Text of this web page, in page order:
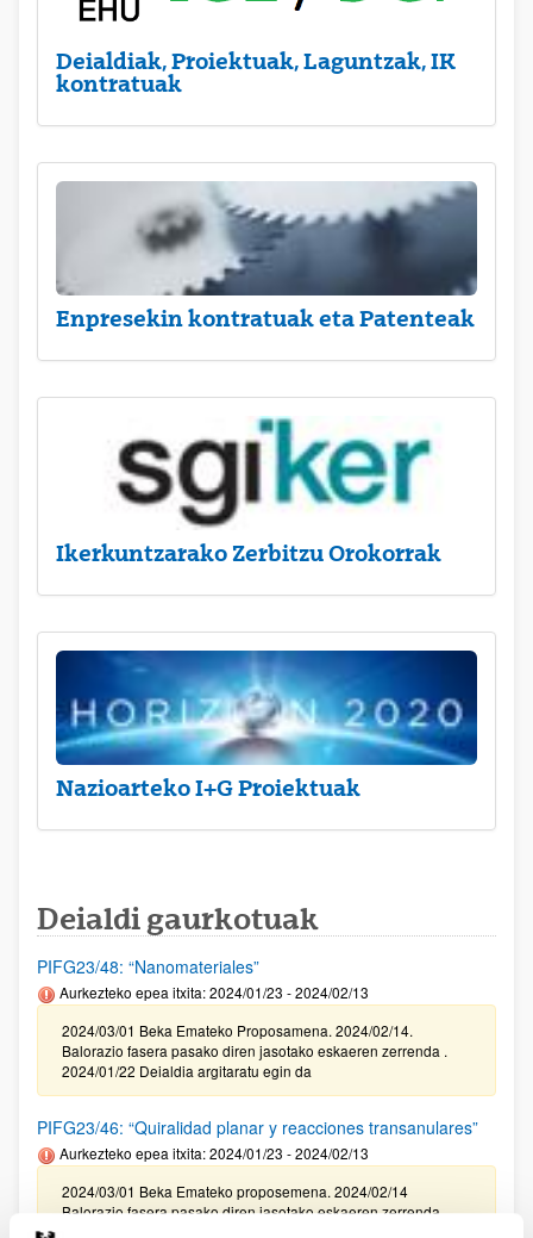
Deialdiak, Proiektuak, Laguntzak, IK
kontratuak
Enpresekin kontratuak eta Patenteak
Ikerkuntzarako Zerbitzu Orokorrak
Nazioarteko I+G Proiektuak
Deialdi gaurkotuak
PIFG23/48: “Nanomateriales”
Aurkezteko epea itxita: 2024/01/23 - 2024/02/13
2024/03/01 Beka Emateko Proposamena. 2024/02/14.
Balorazio fasera pasako diren jasotako eskaeren zerrenda .
2024/01/22 Deialdia argitaratu egin da
PIFG23/46: “Quiralidad planar y reacciones transanulares”
Aurkezteko epea itxita: 2024/01/23 - 2024/02/13
2024/03/01 Beka Emateko proposemena. 2024/02/14
Balorazio fasera pasako diren jasotako eskaeren zerrenda